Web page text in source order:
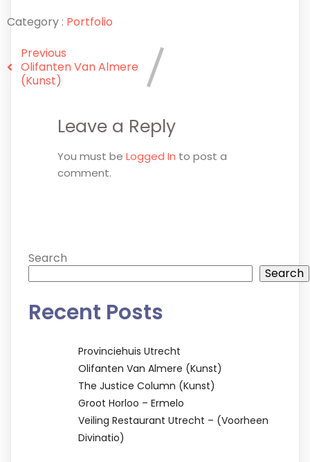
Category : Portfolio
Previous
Olifanten Van Almere
(kunst)
Leave a Reply
You must be Logged In to post a
comment.
Search
Search
Recent Posts
Provinciehuis Utrecht
Olifanten Van Almere (kunst)
The Justice Column (kunst)
Groot Horloo – Ermelo
Veiling Restaurant Utrecht – (voorheen
Divinatio)